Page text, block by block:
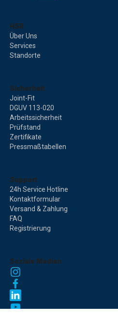
HSR
Über Uns
Services
Standorte
Sicherheit
Joint-Fit
DGUV 113-020
Arbeitssicherheit
Prüfstand
Zertifikate
Pressmaßtabellen
Support
24h Service Hotline
Kontaktformular
Versand & Zahlung
FAQ
Registrierung
Soziale Medien